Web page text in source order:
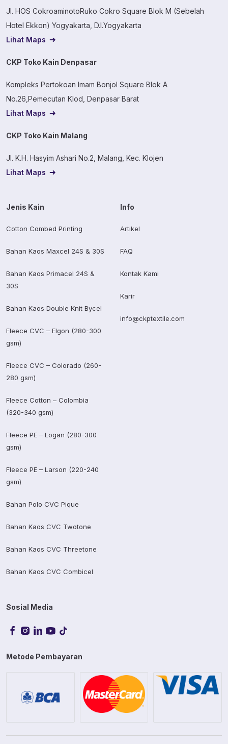
Jl. HOS CokroaminotoRuko Cokro Square Blok M (Sebelah
Hotel Ekkon) Yogyakarta, D.I.Yogyakarta
Lihat Maps
CKP Toko Kain Denpasar
Kompleks Pertokoan Imam Bonjol Square Blok A
No.26,Pemecutan Klod, Denpasar Barat
Lihat Maps
CKP Toko Kain Malang
Jl. K.H. Hasyim Ashari No.2, Malang, Kec. Klojen
Lihat Maps
Jenis Kain
Cotton Combed Printing
Bahan Kaos Maxcel 24S & 30S
Bahan Kaos Primacel 24S &
30S
Bahan Kaos Double Knit Bycel
Fleece CVC – Elgon (280-300
gsm)
Fleece CVC – Colorado (260-
280 gsm)
Fleece Cotton – Colombia
(320-340 gsm)
Fleece PE – Logan (280-300
gsm)
Fleece PE – Larson (220-240
gsm)
Bahan Polo CVC Pique
Bahan Kaos CVC Twotone
Bahan Kaos CVC Threetone
Bahan Kaos CVC Combicel
Info
Artikel
FAQ
Kontak Kami
Karir
info@ckptextile.com
Sosial Media
Metode Pembayaran